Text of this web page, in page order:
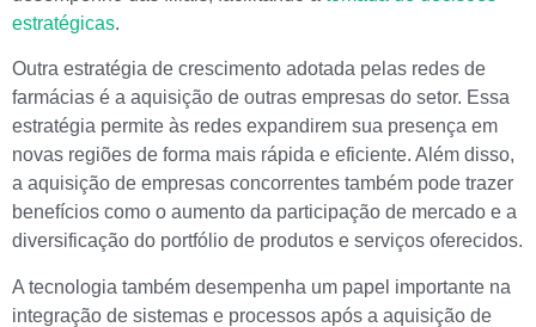
estratégicas.
Outra estratégia de crescimento adotada pelas redes de
farmácias é a aquisição de outras empresas do setor. Essa
estratégia permite às redes expandirem sua presença em
novas regiões de forma mais rápida e eficiente. Além disso,
a aquisição de empresas concorrentes também pode trazer
benefícios como o aumento da participação de mercado e a
diversificação do portfólio de produtos e serviços oferecidos.
A tecnologia também desempenha um papel importante na
integração de sistemas e processos após a aquisição de